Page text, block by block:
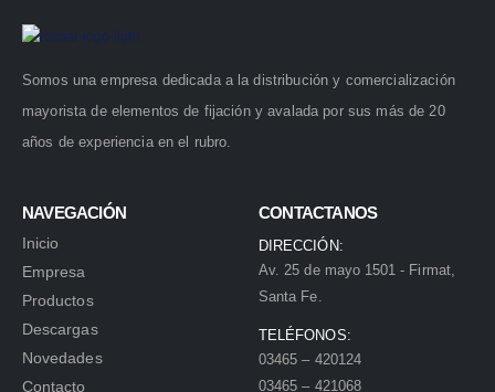
Somos una empresa dedicada a la distribución y comercialización
mayorista de elementos de fijación y avalada por sus más de 20
años de experiencia en el rubro.
NAVEGACIÓN
Inicio
Empresa
Productos
Descargas
Novedades
Contacto
CONTACTANOS
DIRECCIÓN:
Av. 25 de mayo 1501 - Firmat,
Santa Fe.
TELÉFONOS:
03465 – 420124
03465 – 421068